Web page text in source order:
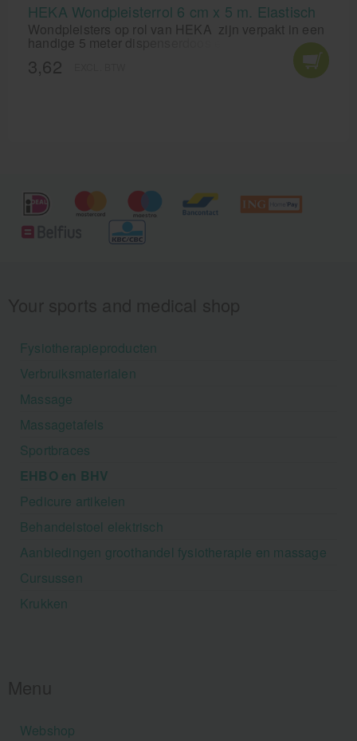
HEKA Wondpleisterrol 6 cm x 5 m. Elastisch
Wondpleisters op rol van HEKA zijn verpakt in een
handige 5 meter dispenserdoos en eenvoudig op
maat te knippen. Het wondkussen van de HEKA
pleisterrol hecht niet aan de wond en laat zich
3,62
Fysiotherapieproducten
Verbruiksmaterialen
Massage
Massagetafels
Sportbraces
EHBO en BHV
Pedicure artikelen
Behandelstoel elektrisch
Aanbiedingen groothandel fysiotherapie en massage
Cursussen
Krukken
Webshop